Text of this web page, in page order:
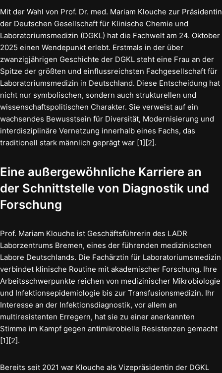
Mit der Wahl von Prof. Dr. med. Mariam Klouche zur Präsidentin
der Deutschen Gesellschaft für Klinische Chemie und
Laboratoriumsmedizin (DGKL) hat die Fachwelt am 24. Oktober
2025 einen Wendepunkt erlebt. Erstmals in der über
zwanzigjährigen Geschichte der DGKL steht eine Frau an der
Spitze der größten und einflussreichsten Fachgesellschaft für
Laboratoriumsmedizin in Deutschland. Diese Entscheidung hat
nicht nur symbolischen, sondern auch strukturellen und
wissenschaftspolitischen Charakter. Sie verweist auf ein
wachsendes Bewusstsein für Diversität, Modernisierung und
interdisziplinäre Vernetzung innerhalb eines Fachs, das
traditionell stark männlich geprägt war [1][2].
Eine außergewöhnliche Karriere an
der Schnittstelle von Diagnostik und
Forschung
Prof. Mariam Klouche ist Geschäftsführerin des LADR
Laborzentrums Bremen, eines der führenden medizinischen
Labore Deutschlands. Die Fachärztin für Laboratoriumsmedizin
verbindet klinische Routine mit akademischer Forschung. Ihre
Arbeitsschwerpunkte reichen von medizinischer Mikrobiologie
und Infektionsepidemiologie bis zur Transfusionsmedizin. Ihr
Interesse an der Infektionsdiagnostik, vor allem an
multiresistenten Erregern, hat sie zu einer anerkannten
Stimme im Kampf gegen antimikrobielle Resistenzen gemacht
[1][2].
Bereits seit 2021 war Klouche als Vizepräsidentin der DGKL